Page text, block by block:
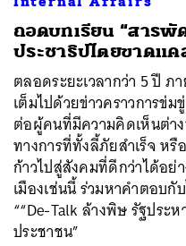
ถอดบทเรียน “สารพั
ประชาธิปไตยขาดแค
ตลอดระยะเวลากว่า 5 ปี
เต็มไปด้วยข่าวคราวการข่
ต่อผู้คนที่มีความคิดเห็นต่า
ทางการที่ทั้งลี้ภัยสำเร็จ ห
ก้าวไปสู่สังคมที่ดีกว่าได้อย่
เมืองเช่นนี้ ร่วมหาคำตอบกั
““De-Talk ล้างพิษ รัฐประ
ประชาชน”